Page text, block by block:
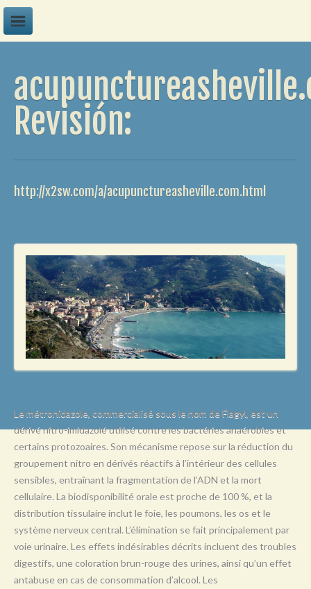
C
G
P
Q
R
S
T
U
W
Revisión:
http://x2sw.com/a/acupunctureasheville.com.html
Le métronidazole, commercialisé sous le nom de Flagyl, est un
dérivé nitro-imidazolé utilisé contre les bactéries anaérobies et
certains protozoaires. Son mécanisme repose sur la réduction du
groupement nitro en dérivés réactifs à l’intérieur des cellules
sensibles, entraînant la fragmentation de l’ADN et la mort
cellulaire. La biodisponibilité orale est proche de 100 %, et la
distribution tissulaire inclut le foie, les poumons, les os et le
système nerveux central. L’élimination se fait principalement par
voie urinaire. Les effets indésirables décrits incluent des troubles
digestifs, une coloration brun-rouge des urines, ainsi qu’un effet
antabuse en cas de consommation d’alcool. Les